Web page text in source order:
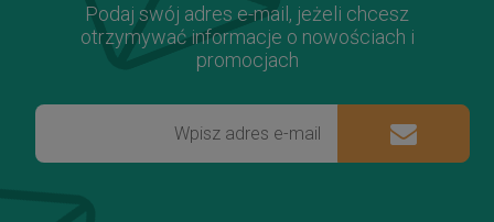
Podaj swój adres e-mail, jeżeli chcesz
otrzymywać informacje o nowościach i
promocjach